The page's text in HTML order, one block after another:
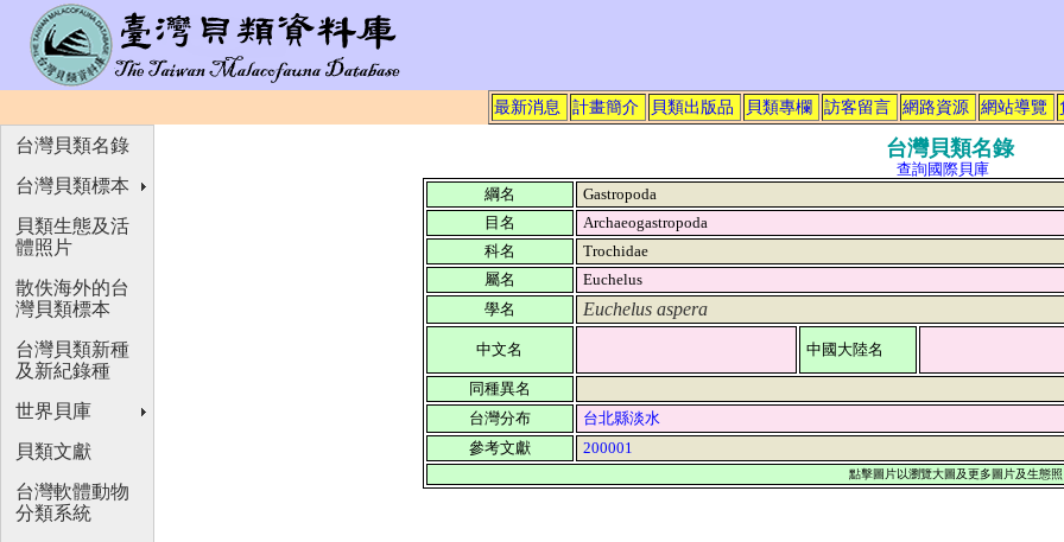
最新消息 計畫簡介 貝類出版品 貝類專欄 訪客留言 網路資源 網站導覽
台灣貝類名錄
查詢國際貝庫
綱名
Gastropoda
目名
Archaeogastropoda
科名
Trochidae
屬名
Euchelus
學名
Euchelus aspera
中文名 中國大陸名
同種異名
台灣分布
台北縣淡水
參考文獻
200001
點擊圖片以瀏覽大圖及更多圖片及生態照
台灣貝類名錄
台灣貝類標本
貝類生態及活
體照片
散佚海外的台
灣貝類標本
台灣貝類新種
及新紀錄種
世界貝庫
貝類文獻
台灣軟體動物
分類系統